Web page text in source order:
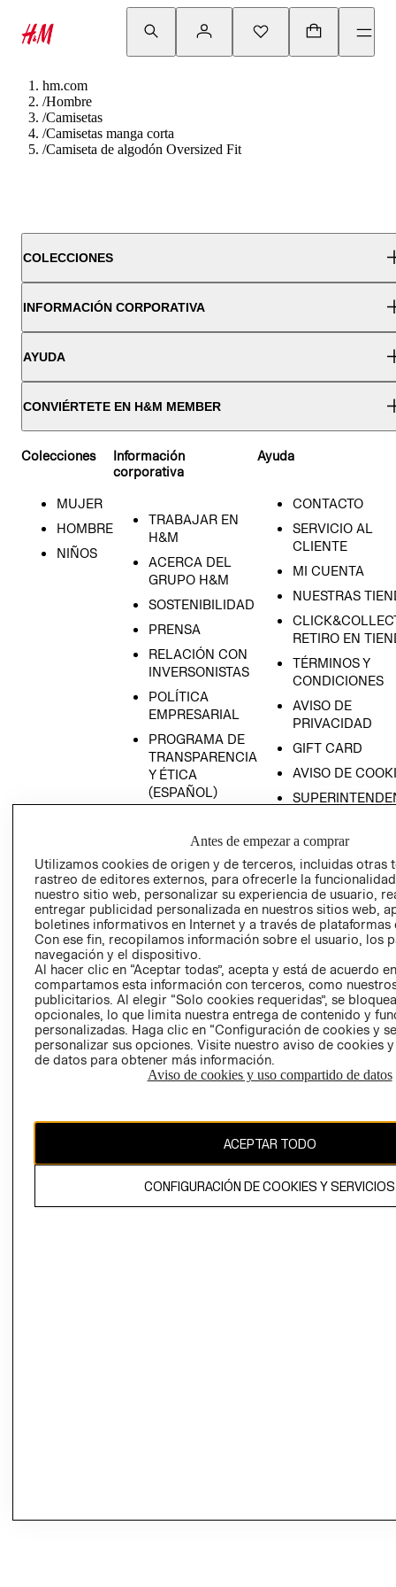
hm.com
/Hombre
/Camisetas
/Camisetas manga corta
/Camiseta de algodón Oversized Fit
COLECCIONES
INFORMACIÓN CORPORATIVA
AYUDA
CONVIÉRTETE EN H&M MEMBER
Colecciones
MUJER
HOMBRE
NIÑOS
Información
corporativa
TRABAJAR EN
H&M
ACERCA DEL
GRUPO H&M
SOSTENIBILIDAD
PRENSA
RELACIÓN CON
INVERSONISTAS
POLÍTICA
EMPRESARIAL
PROGRAMA DE
TRANSPARENCIA
Y ÉTICA
(ESPAÑOL)
TRANSPARENCIA
Ayuda
CONTACTO
SERVICIO AL
CLIENTE
MI CUENTA
NUESTRAS
RETIRO EN
TÉRMINOS Y
CONDICIONES
AVISO DE
PRIVACIDAD
GIFT CARD
AVISO DE
PETICIONES
QUEJAS Y
RECLAMOS
Colombia ($)
CAMBIAR REGIÓN
El contenido de esta página web está protegido por copyright y es
propiedad de H&M Hennes & Mauritz AB.
Antes de empezar a comprar
Utilizamos cookies de origen y de terceros, incluidas otras
rastreo de editores externos, para ofrecerle la
nuestro sitio web, personalizar su experiencia de usuario,
entregar publicidad personalizada en nuestros sitios web,
boletines informativos en Internet y a través de plataformas
Con ese fin, recopilamos información sobre el usuario, los
navegación y el dispositivo.
Al hacer clic en “Aceptar todas”, acepta y está de acuerdo
compartamos esta información con terceros, como
publicitarios. Al elegir “Solo cookies requeridas”, se
opcionales, lo que limita nuestra entrega de contenido y
personalizadas. Haga clic en “Configuración de cookies y
personalizar sus opciones. Visite nuestro aviso de cookies
de datos para obtener más información.
Aviso de cookies y uso compartido de datos
ACEPTAR TODO
CONFIGURACIÓN DE COOKIES Y SERVICIOS